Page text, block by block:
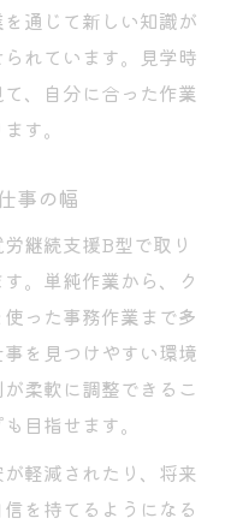
通じて新しい知識が
れています。見学時
、自分に合った作業
す。
事の幅
継続支援B型で取り
。単純作業から、ク
った事務作業まで多
を見つけやすい環境
柔軟に調整できるこ
目指せます。
軽減されたり、将来
を持てるようになる